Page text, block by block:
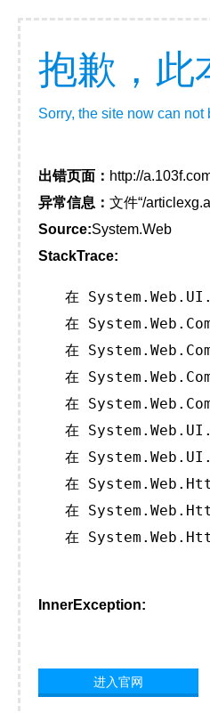
抱歉，此
Sorry, the site now can not
出错页面： http://
异常信息： 文件“/
Source:System.Web
StackTrace:
在
在
在
在
在
在
在
在
在
在
InnerException:
进入官网